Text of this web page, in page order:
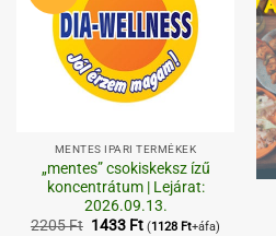
MENTES IPARI TERMÉKEK
„mentes” csokiskeksz ízű
koncentrátum | Lejárat:
2026.09.13.
2205Ft Original
1433 FtCurrent
(1128 Ft+áfa)